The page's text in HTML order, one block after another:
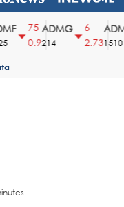
75
0.9
ADMG
214
2.73
ADMR
1510